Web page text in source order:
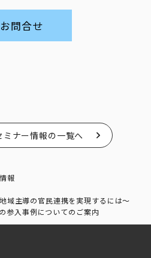
問合せ
ミナー情報の一覧へ
報
域主導の官民連携を実現するには～
参入事例についてのご案内